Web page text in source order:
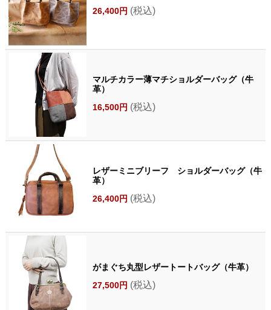
26,400円 (税込)
マルチカラー薄マチショルダーバッグ（牛
革）
16,500円 (税込)
レザーミニブリーフ ショルダーバッグ（牛
革）
26,400円 (税込)
がまぐち丸型レザートートバッグ（牛革）
27,500円 (税込)